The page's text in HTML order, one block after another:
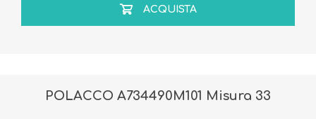
ACQUISTA
POLACCO A734490M101 Misura 33